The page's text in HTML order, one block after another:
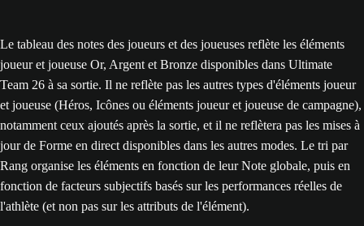
Le tableau des notes des joueurs et des joueuses reflète les éléments
joueur et joueuse Or, Argent et Bronze disponibles dans Ultimate
Team 26 à sa sortie. Il ne reflète pas les autres types d'éléments joueur
et joueuse (Héros, Icônes ou éléments joueur et joueuse de campagne),
notamment ceux ajoutés après la sortie, et il ne reflètera pas les mises à
jour de Forme en direct disponibles dans les autres modes. Le tri par
Rang organise les éléments en fonction de leur Note globale, puis en
fonction de facteurs subjectifs basés sur les performances réelles de
l'athlète (et non pas sur les attributs de l'élément).